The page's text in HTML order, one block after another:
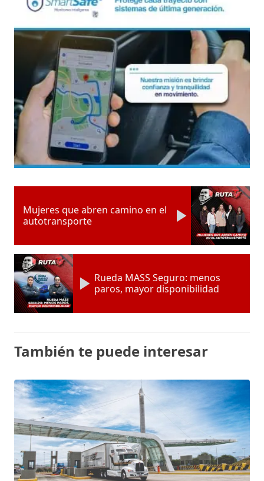
Mujeres que abren camino en el
autotransporte
Rueda MASS Seguro: menos
paros, mayor disponibilidad
También te puede interesar